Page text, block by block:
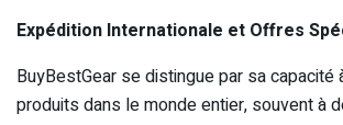
Expédition Internationale et Offres
BuyBestGear se distingue par sa
produits dans le monde entier, souvent à